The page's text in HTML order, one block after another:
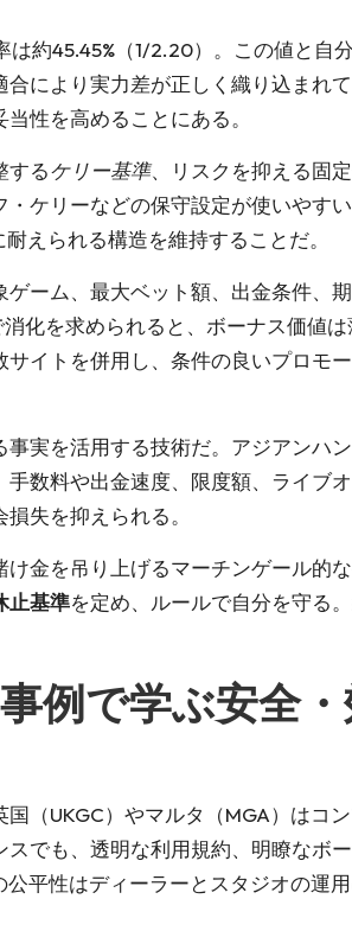
約45.45%（1/2.20）。この値と自
により実力差が正しく織り込まれ
性を高めることにある。
するケリー基準、リスクを抑える固
ケリーなどの保守設定が使いやす
えられる構造を維持することだ。
ゲーム、最大ベット額、出金条件、
化を求められると、ボーナス価値
イトを併用し、条件の良いプロモ
実を活用する技術だ。アジアンハ
数料や出金速度、限度額、ライブ
失を抑えられる。
金を吊り上げるマーチンゲール的
止基準を定め、ルールで自分を守る
例で学ぶ安全
（UKGC）やマルタ（MGA）はコ
でも、透明な利用規約、明瞭なボ
平性はディーラーとスタジオの運